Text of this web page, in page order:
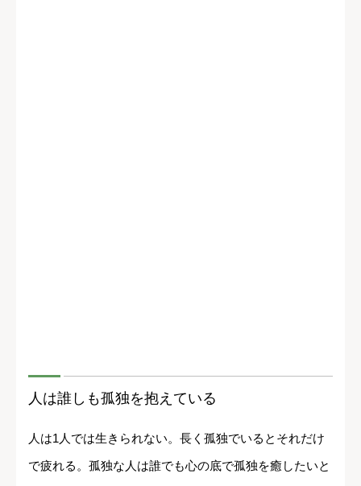
人は誰しも孤独を抱えている
人は1人では生きられない。長く孤独でいるとそれだけ
で疲れる。孤独な人は誰でも心の底で孤独を癒したいと